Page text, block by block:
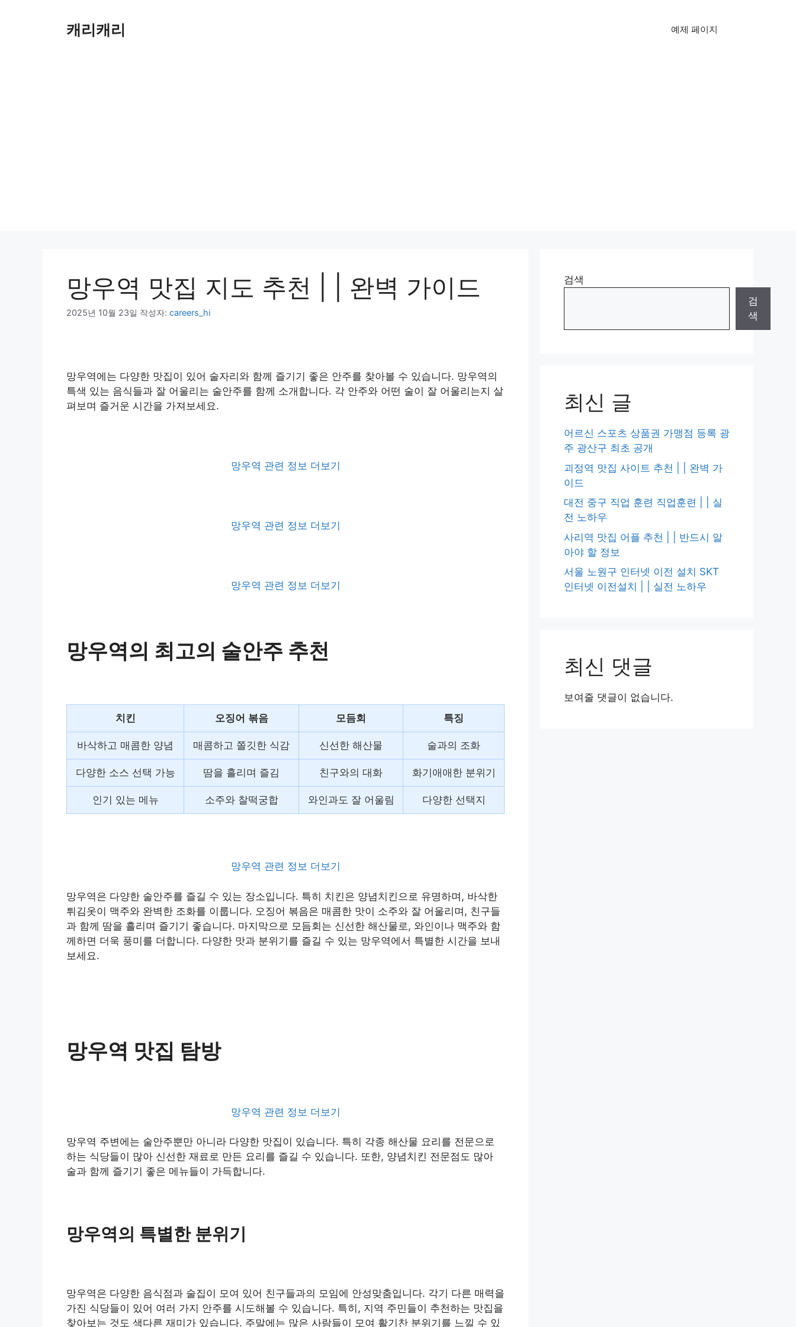
캐리캐리 예제 페이지
망우역 맛집 지도 추천 | | 완벽 가이드
2025년 10월 23일 작성자: careers_hi
망우역에는 다양한 맛집이 있어 술자리와 함께 즐기기 좋은 안주를 찾아볼 수 있습니다. 망우역의
특색 있는 음식들과 잘 어울리는 술안주를 함께 소개합니다. 각 안주와 어떤 술이 잘 어울리는지 살
펴보며 즐거운 시간을 가져보세요.
망우역 관련 정보 더보기
망우역 관련 정보 더보기
망우역 관련 정보 더보기
망우역의 최고의 술안주 추천
치킨 오징어 볶음 모듬회 특징
바삭하고 매콤한 양념 매콤하고 쫄깃한 식감 신선한 해산물 술과의 조화
다양한 소스 선택 가능 땀을 흘리며 즐김 친구와의 대화 화기애애한 분위기
인기 있는 메뉴 소주와 찰떡궁합 와인과도 잘 어울림 다양한 선택지
망우역 관련 정보 더보기
망우역은 다양한 술안주를 즐길 수 있는 장소입니다. 특히 치킨은 양념치킨으로 유명하며, 바삭한
튀김옷이 맥주와 완벽한 조화를 이룹니다. 오징어 볶음은 매콤한 맛이 소주와 잘 어울리며, 친구들
과 함께 땀을 흘리며 즐기기 좋습니다. 마지막으로 모듬회는 신선한 해산물로, 와인이나 맥주와 함
께하면 더욱 풍미를 더합니다. 다양한 맛과 분위기를 즐길 수 있는 망우역에서 특별한 시간을 보내
보세요.
망우역 맛집 탐방
망우역 관련 정보 더보기
망우역 주변에는 술안주뿐만 아니라 다양한 맛집이 있습니다. 특히 각종 해산물 요리를 전문으로
하는 식당들이 많아 신선한 재료로 만든 요리를 즐길 수 있습니다. 또한, 양념치킨 전문점도 많아
술과 함께 즐기기 좋은 메뉴들이 가득합니다.
망우역의 특별한 분위기
망우역은 다양한 음식점과 술집이 모여 있어 친구들과의 모임에 안성맞춤입니다. 각기 다른 매력을
가진 식당들이 있어 여러 가지 안주를 시도해볼 수 있습니다. 특히, 지역 주민들이 추천하는 맛집을
찾아보는 것도 색다른 재미가 있습니다. 주말에는 많은 사람들이 모여 활기찬 분위기를 느낄 수 있
검색
검
색
최신 글
어르신 스포츠 상품권 가맹점 등록 광
주 광산구 최초 공개
괴정역 맛집 사이트 추천 | | 완벽 가
이드
대전 중구 직업 훈련 직업훈련 | | 실
전 노하우
사리역 맛집 어플 추천 | | 반드시 알
아야 할 정보
서울 노원구 인터넷 이전 설치 SKT
인터넷 이전설치 | | 실전 노하우
최신 댓글
보여줄 댓글이 없습니다.